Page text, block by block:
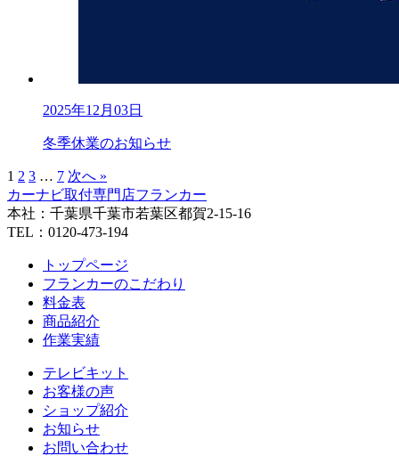
2025年12月03日
冬季休業のお知らせ
1 2 3 … 7 次へ »
カーナビ取付専⾨店フランカー
本社：千葉県千葉市若葉区都賀2-15-16
TEL：0120-473-194
トップページ
フランカーのこだわり
料金表
商品紹介
作業実績
テレビキット
お客様の声
ショップ紹介
お知らせ
お問い合わせ